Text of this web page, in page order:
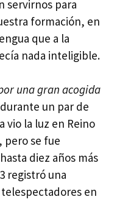
servirnos para
formación, en
que a la
nada inteligible.
una gran acogida
un par de
vio la luz en Reino
pero se fue
diez años más
registró una
en